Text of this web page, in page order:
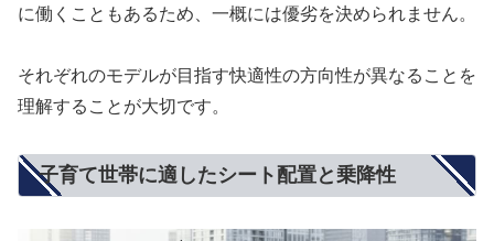
に働くこともあるため、一概には優劣を決められません。
それぞれのモデルが目指す快適性の方向性が異なることを
理解することが大切です。
子育て世帯に適したシート配置と乗降性